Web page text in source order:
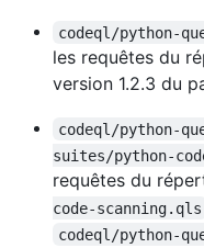
codeql/python-
les requêtes du
version 1.2.3 du
codeql/python-
suites/python-
requêtes du
code-scanning.qls
codeql/python-